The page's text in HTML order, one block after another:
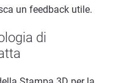
un feedback utile.
di